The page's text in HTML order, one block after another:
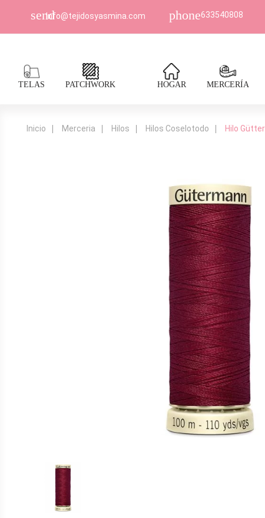
sendInfo@tejidosyasmina.com phone633540808
TELAS PATCHWORK HOGAR MERCERÍA
Inicio Merceria Hilos Hilos Coselotodo Hilo